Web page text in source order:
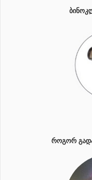
ᲠᲝᲒᲝᲠ